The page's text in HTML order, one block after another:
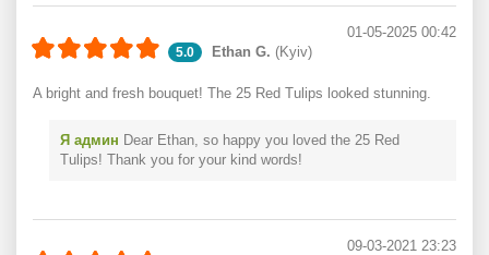
5.0 Ethan G. (Kyiv)
01-05-2025 00:42
A bright and fresh bouquet! The 25 Red Tulips looked stunning.
Я админ Dear Ethan, so happy you loved the 25 Red
Tulips! Thank you for your kind words!
09-03-2021 23:23